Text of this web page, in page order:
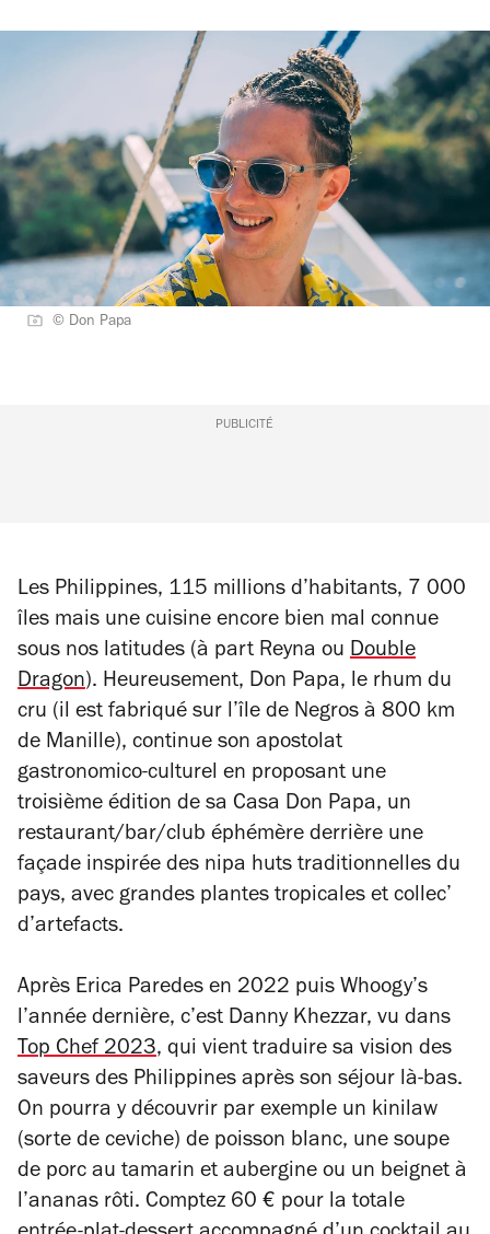
© Don Papa
PUBLICITÉ
Les Philippines, 115 millions d’habitants, 7 000
îles mais une cuisine encore bien mal connue
sous nos latitudes (à part Reyna ou Double
Dragon). Heureusement, Don Papa, le rhum du
cru (il est fabriqué sur l’île de Negros à 800 km
de Manille), continue son apostolat
gastronomico-culturel en proposant une
troisième édition de sa Casa Don Papa, un
restaurant/bar/club éphémère derrière une
façade inspirée des nipa huts traditionnelles du
pays, avec grandes plantes tropicales et collec’
d’artefacts.
Après Erica Paredes en 2022 puis Whoogy’s
l’année dernière, c’est Danny Khezzar, vu dans
Top Chef2023, qui vient traduire sa vision des
saveurs des Philippines après son séjour là-bas.
On pourra y découvrir par exemple un kinilaw
(sorte de ceviche) de poisson blanc, une soupe
de porc au tamarin et aubergine ou un beignet à
l’ananas rôti. Comptez 60 € pour la totale